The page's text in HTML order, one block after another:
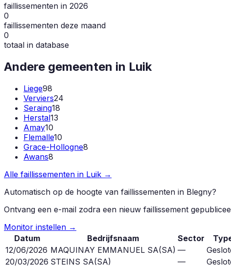
faillissementen in 2026
0
faillissementen deze maand
0
totaal in database
Andere gemeenten in Luik
Liege98
Verviers24
Seraing18
Herstal13
Amay10
Flemalle10
Grace-Hollogne8
Awans8
Alle faillissementen in Luik →
Automatisch op de hoogte van faillissementen in Blegny?
Ontvang een e-mail zodra een nieuw faillissement
Monitor instellen →
Datum
Bedrijfsnaam Sector
12/06/2026 MAQUINAY EMMANUEL SA(SA) —
20/03/2026 STEINS SA(SA) —